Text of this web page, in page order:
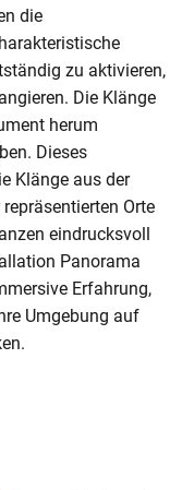
die
zu aktivieren,
Die Klänge
herum
Dieses
Klänge aus der
Orte
eindrucksvoll
Panorama
Erfahrung,
Umgebung auf